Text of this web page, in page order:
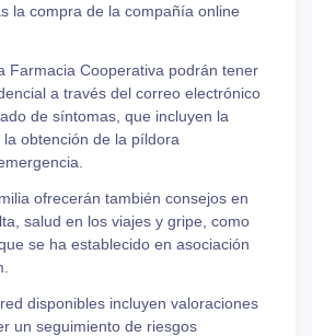
la compra de la compañía online
Farmacia Cooperativa podrán tener
a través del correo electrónico
de síntomas, que incluyen la
obtención de la píldora
ofrecerán también consejos en
salud en los viajes y gripe, como
se ha establecido en asociación
disponibles incluyen valoraciones
un seguimiento de riesgos